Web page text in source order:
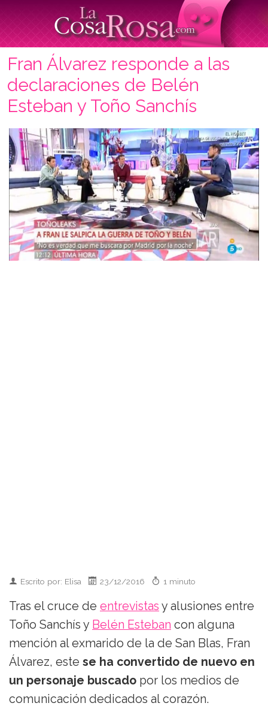
Fran Álvarez responde a las
declaraciones de Belén
Esteban y Toño Sanchís
Escrito por: Elisa 23/12/2016 1 minuto
Tras el cruce de entrevistas y alusiones entre
Toño Sanchís y Belén Esteban con alguna
mención al exmarido de la de San Blas, Fran
Álvarez, este se ha convertido de nuevo en
un personaje buscado por los medios de
comunicación dedicados al corazón.